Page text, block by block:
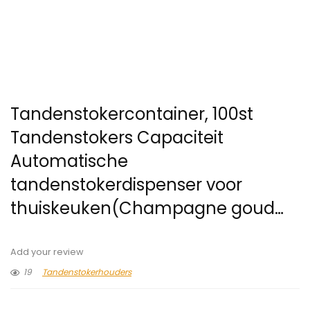
Tandenstokercontainer, 100st
Tandenstokers Capaciteit
Automatische
tandenstokerdispenser voor
thuiskeuken(Champagne goud…
Add your review
19
Tandenstokerhouders